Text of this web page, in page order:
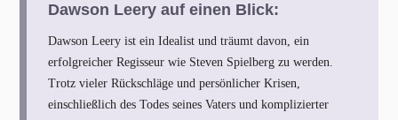
Dawson Leery auf einen Blick:
Dawson Leery ist ein Idealist und träumt davon, ein
erfolgreicher Regisseur wie Steven Spielberg zu werden.
Trotz vieler Rückschläge und persönlicher Krisen,
einschließlich des Todes seines Vaters und komplizierter